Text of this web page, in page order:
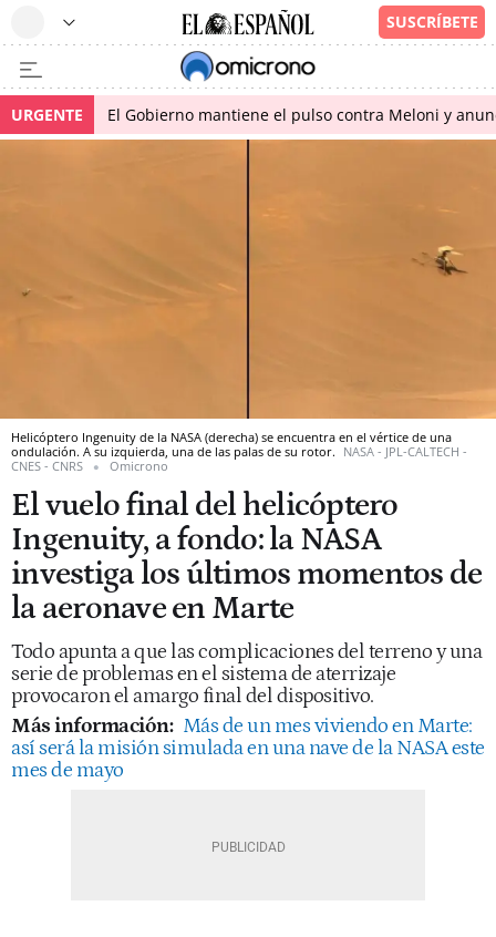
URGENTE El Gobierno mantiene el pulso contra Meloni y
Helicóptero Ingenuity de la NASA (derecha) se encuentra en el vértice de una
ondulación. A su izquierda, una de las palas de su rotor. NASA - JPL-CALTECH -
CNES - CNRS
Omicrono
El vuelo final del helicóptero
Ingenuity, a fondo: la NASA
investiga los últimos momentos de
la aeronave en Marte
Todo apunta a que las complicaciones del terreno y una
serie de problemas en el sistema de aterrizaje
provocaron el amargo final del dispositivo.
Más información: Más de un mes viviendo en Marte:
así será la misión simulada en una nave de la NASA este
mes de mayo